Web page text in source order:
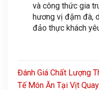
và công thức gia
hương vị đậm đà,
đảo thực khách
Đánh Giá Chất Lượng
Tế Món Ăn Tại Vịt Quay